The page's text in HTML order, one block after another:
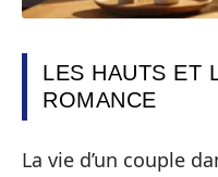
LES HAUTS ET
ROMANCE
La vie d’un couple